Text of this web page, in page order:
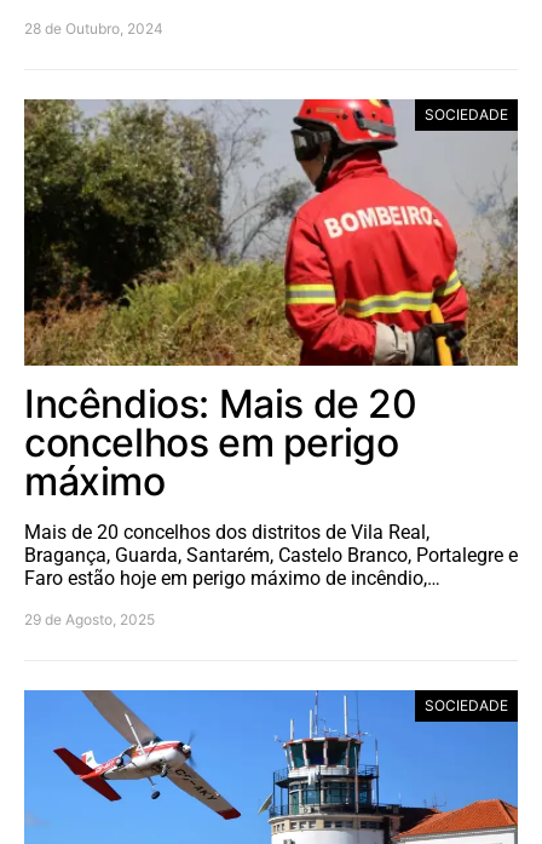
28 de Outubro, 2024
SOCIEDADE
Incêndios: Mais de 20
concelhos em perigo
máximo
Mais de 20 concelhos dos distritos de Vila Real,
Bragança, Guarda, Santarém, Castelo Branco, Portalegre e
Faro estão hoje em perigo máximo de incêndio,…
29 de Agosto, 2025
SOCIEDADE